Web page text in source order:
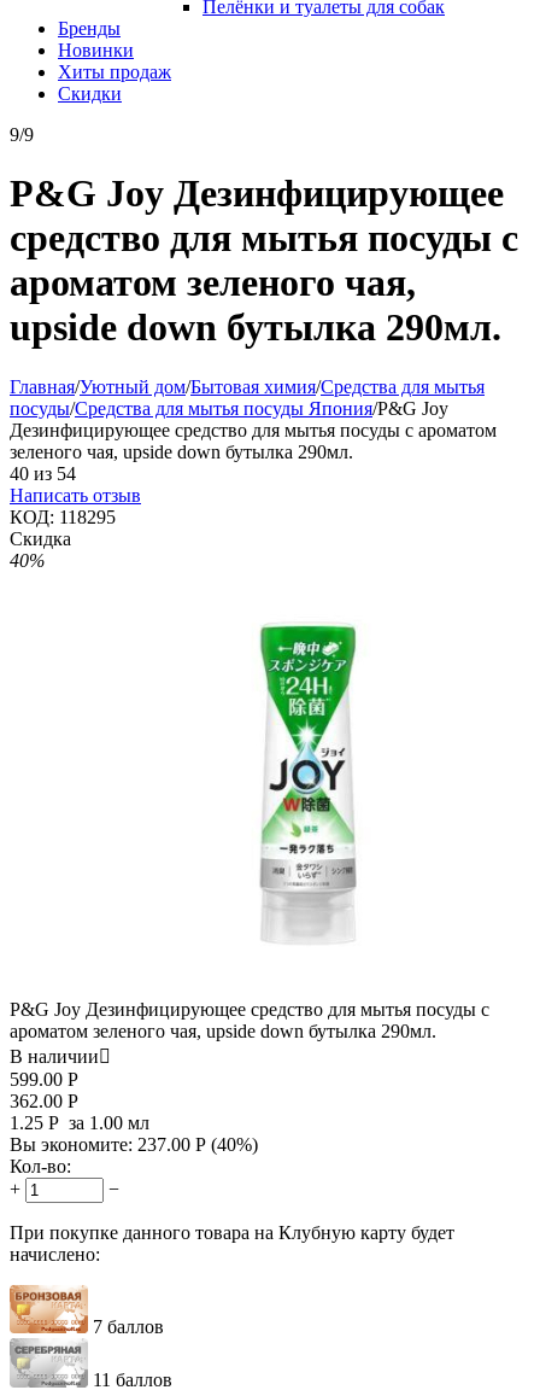
Пелёнки и туалеты для собак
Бренды
Новинки
Хиты продаж
Скидки
9/9
P&G Joy Дезинфицирующее
средство для мытья посуды с
ароматом зеленого чая,
upside down бутылка 290мл.
Главная/Уютный дом/Бытовая химия/Средства для мытья
посуды/Средства для мытья посуды Япония/P&G Joy
Дезинфицирующее средство для мытья посуды с ароматом
зеленого чая, upside down бутылка 290мл.
40 из 54
Написать отзыв
КОД: 118295
Скидка
40%
P&G Joy Дезинфицирующее средство для мытья посуды с
ароматом зеленого чая, upside down бутылка 290мл.
В наличии
599.00 Р
362.00 Р
1.25 Р за 1.00 мл
Вы экономите: 237.00 Р (40%)
Кол-во:
+
−
При покупке данного товара на Клубную карту будет
начислено:
7 баллов
11 баллов